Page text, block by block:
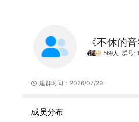
《不休的
569人· 群号:
建群时间：2026/07/29
成员分布